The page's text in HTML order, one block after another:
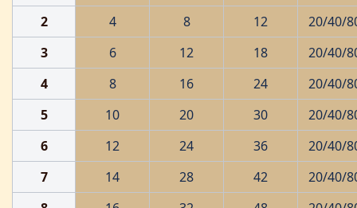
2
4 8 12
20/40/
3
6 12 18
20/40/
4
8 16 24
20/40/
5
10 20 30
20/40/
6
12 24 36
20/40/
7
14 28 42
20/40/